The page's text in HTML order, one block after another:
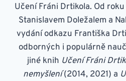
Učení Fráni Drtikola. Od
Stanislavem Doležalem a
vydání odkazu Františka
odborných i populárně
jiné knih Učení Fráni
nemyšlení(2014, 2021) a